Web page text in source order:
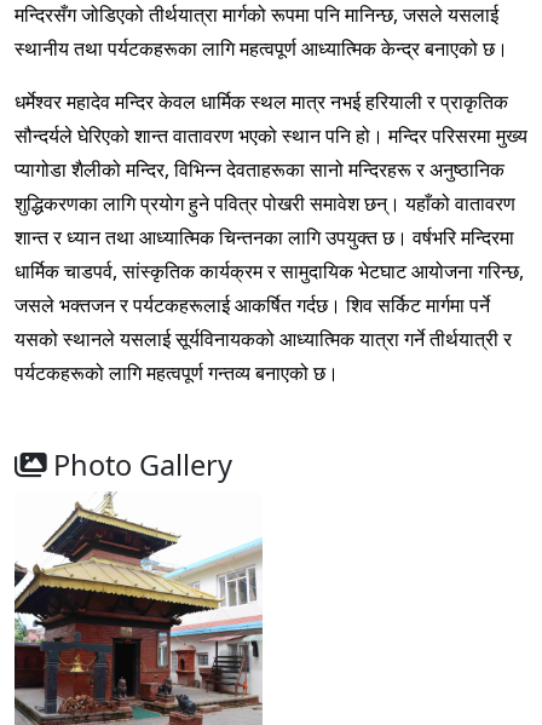
मन्दिरसँग जोडिएको तीर्थयात्रा मार्गको रूपमा पनि मानिन्छ, जसले यसलाई
स्थानीय तथा पर्यटकहरूका लागि महत्वपूर्ण आध्यात्मिक केन्द्र बनाएको छ।
धर्मेश्वर महादेव मन्दिर केवल धार्मिक स्थल मात्र नभई हरियाली र प्राकृतिक
सौन्दर्यले घेरिएको शान्त वातावरण भएको स्थान पनि हो। मन्दिर परिसरमा मुख्य
प्यागोडा शैलीको मन्दिर, विभिन्न देवताहरूका सानो मन्दिरहरू र अनुष्ठानिक
शुद्धिकरणका लागि प्रयोग हुने पवित्र पोखरी समावेश छन्। यहाँको वातावरण
शान्त र ध्यान तथा आध्यात्मिक चिन्तनका लागि उपयुक्त छ। वर्षभरि मन्दिरमा
धार्मिक चाडपर्व, सांस्कृतिक कार्यक्रम र सामुदायिक भेटघाट आयोजना गरिन्छ,
जसले भक्तजन र पर्यटकहरूलाई आकर्षित गर्दछ। शिव सर्किट मार्गमा पर्ने
यसको स्थानले यसलाई सूर्यविनायकको आध्यात्मिक यात्रा गर्ने तीर्थयात्री र
पर्यटकहरूको लागि महत्वपूर्ण गन्तव्य बनाएको छ।
Photo Gallery